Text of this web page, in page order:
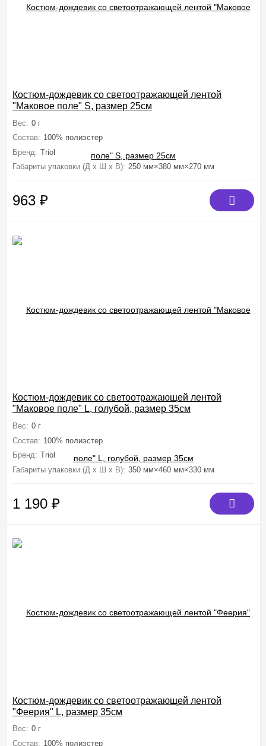
Костюм-дождевик со светоотражающей лентой
"Маковое поле" S, размер 25см
Вес: 0 г
Состав: 100% полиэстер
Бренд: Triol
Габариты упаковки (Д х Ш х В): 250 мм×380 мм×270 мм
963 ₽
Костюм-дождевик со светоотражающей лентой
"Маковое поле" L, голубой, размер 35см
Вес: 0 г
Состав: 100% полиэстер
Бренд: Triol
Габариты упаковки (Д х Ш х В): 350 мм×460 мм×330 мм
1 190 ₽
Костюм-дождевик со светоотражающей лентой
"Феерия" L, размер 35см
Вес: 0 г
Состав: 100% полиэстер